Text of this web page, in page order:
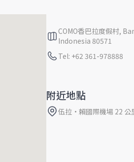
COMO香巴拉度假村,
Indonesia 80571
Tel: +62 361-978888
附近地點
伍拉·賴國際機場 22 公